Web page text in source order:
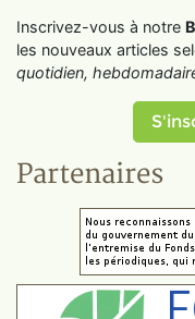
Inscrivez-vous à notre
les nouveaux articles
quotidien,
Partenaires